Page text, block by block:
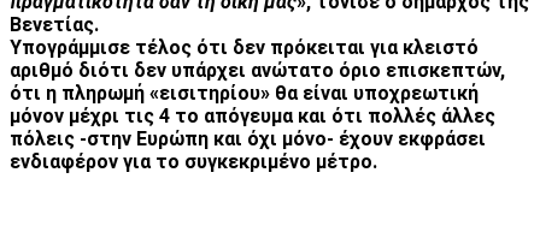
Βενετίας.
Υπογράμμισε τέλος ότι δεν πρόκειται για κλειστό
αριθμό διότι δεν υπάρχει ανώτατο όριο επισκεπτών,
ότι η πληρωμή «εισιτηρίου» θα είναι υποχρεωτική
μόνον μέχρι τις 4 το απόγευμα και ότι πολλές άλλες
πόλεις -στην Ευρώπη και όχι μόνο- έχουν εκφράσει
ενδιαφέρον για το συγκεκριμένο μέτρο.